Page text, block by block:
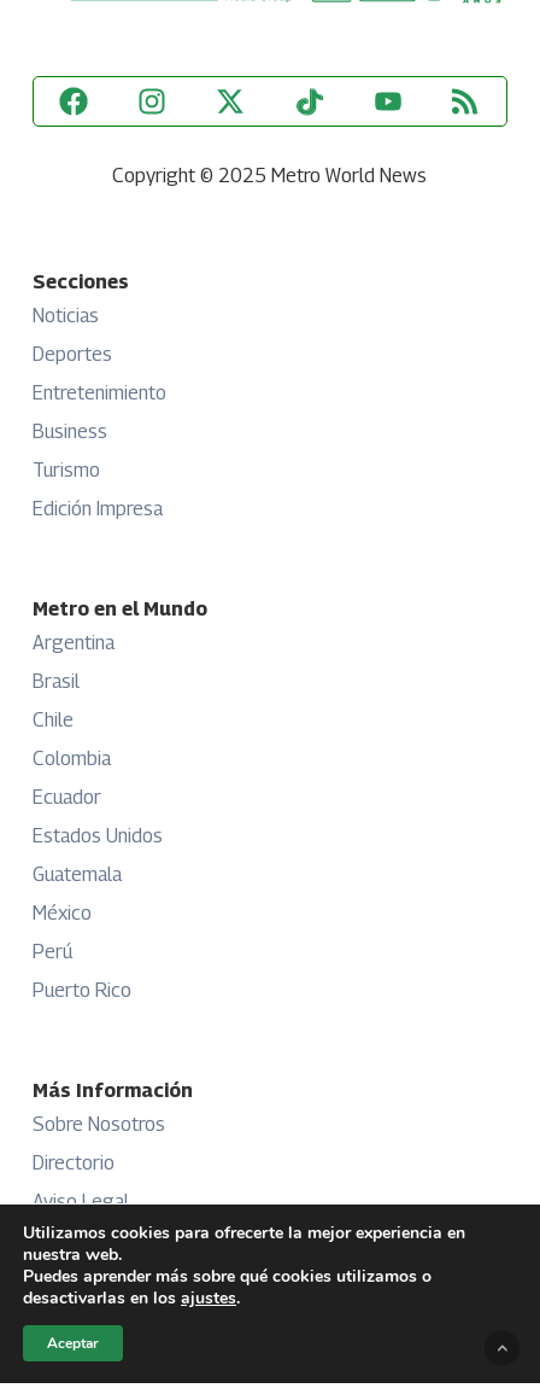
Copyright © 2025 Metro World News
Secciones
Noticias
Deportes
Entretenimiento
Business
Turismo
Edición Impresa
Metro en el Mundo
Argentina
Brasil
Chile
Colombia
Ecuador
Estados Unidos
Guatemala
México
Perú
Puerto Rico
Más Información
Sobre Nosotros
Directorio
Aviso Legal
Términos y Condiciones
Publicidad
Utilizamos cookies para ofrecerte la mejor experiencia en
nuestra web.
Puedes aprender más sobre qué cookies utilizamos o
desactivarlas en los ajustes.
Aceptar